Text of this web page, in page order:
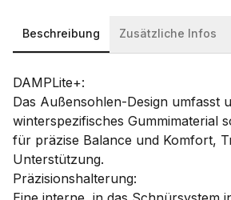
Beschreibung Zusätzliche Infos
DAMPLite+:
Das Außensohlen-Design umfasst
winterspezifisches Gummimaterial
für präzise Balance und Komfort,
Unterstützung.
Präzisionshalterung: